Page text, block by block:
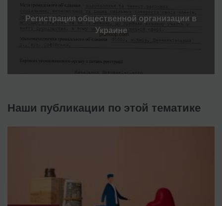
Регистрация общественной организации в
Украине
Наши публикации по этой тематике